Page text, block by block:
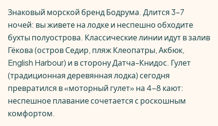
Знаковый морской бренд Бодрума. Длится 3–7
ночей: вы живете на лодке и неспешно обходите
бухты полуострова. Классические линии идут в залив
Гёкова (остров Седир, пляж Клеопатры, Акбюк,
English Harbour) и в сторону Датча-Книдос. Гулет
(традиционная деревянная лодка) сегодня
превратился в «моторный гулет» на 4–8 кают:
неспешное плавание сочетается с роскошным
комфортом.